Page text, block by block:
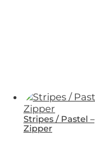
Stripes / Pastel –
Zipper